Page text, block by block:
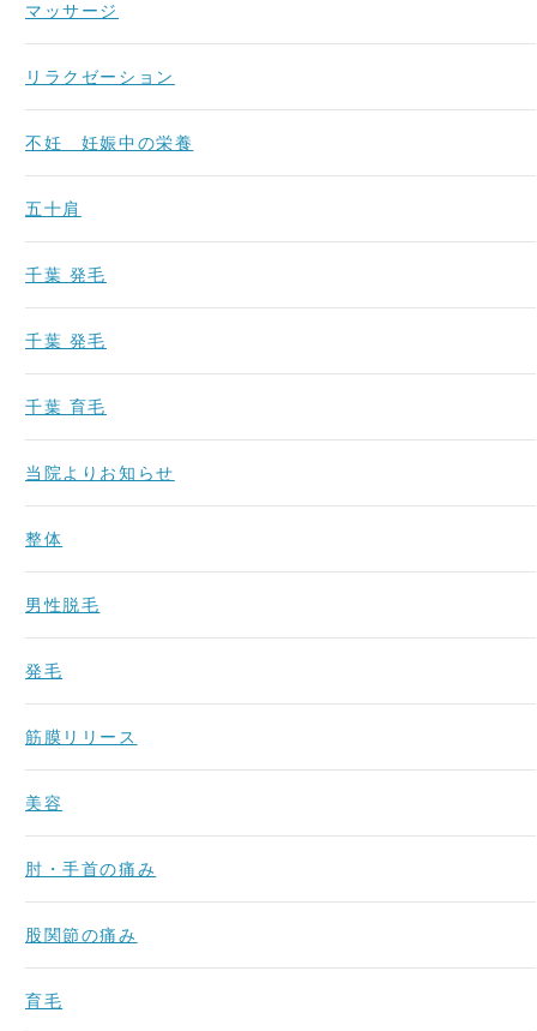
マッサージ
リラクゼーション
不妊 妊娠中の栄養
五十肩
千葉 発毛
千葉 発毛
千葉 育毛
当院よりお知らせ
整体
男性脱毛
発毛
筋膜リリース
美容
肘・手首の痛み
股関節の痛み
育毛